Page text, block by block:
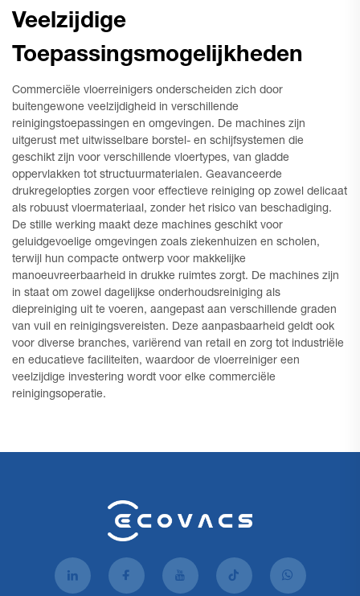
Veelzijdige
Toepassingsmogelijkheden
Commerciële vloerreinigers onderscheiden zich door
buitengewone veelzijdigheid in verschillende
reinigingstoepassingen en omgevingen. De machines zijn
uitgerust met uitwisselbare borstel- en schijfsystemen die
geschikt zijn voor verschillende vloertypes, van gladde
oppervlakken tot structuurmaterialen. Geavanceerde
drukregelopties zorgen voor effectieve reiniging op zowel delicaat
als robuust vloermateriaal, zonder het risico van beschadiging.
De stille werking maakt deze machines geschikt voor
geluidgevoelige omgevingen zoals ziekenhuizen en scholen,
terwijl hun compacte ontwerp voor makkelijke
manoeuvreerbaarheid in drukke ruimtes zorgt. De machines zijn
in staat om zowel dagelijkse onderhoudsreiniging als
diepreiniging uit te voeren, aangepast aan verschillende graden
van vuil en reinigingsvereisten. Deze aanpasbaarheid geldt ook
voor diverse branches, variërend van retail en zorg tot industriële
en educatieve faciliteiten, waardoor de vloerreiniger een
veelzijdige investering wordt voor elke commerciële
reinigingsoperatie.